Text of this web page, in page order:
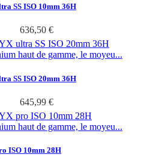
SS ISO 10mm 36H
636,50 €
haut de gamme, le moyeu...
SS ISO 20mm 36H
645,99 €
haut de gamme, le moyeu...
ISO 10mm 28H